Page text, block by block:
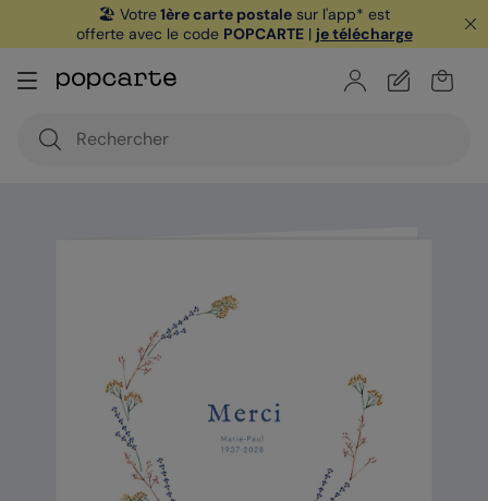
🏖️ Votre1ère carte postale sur l'app* est
offerte avec le code POPCARTE| je télécharge